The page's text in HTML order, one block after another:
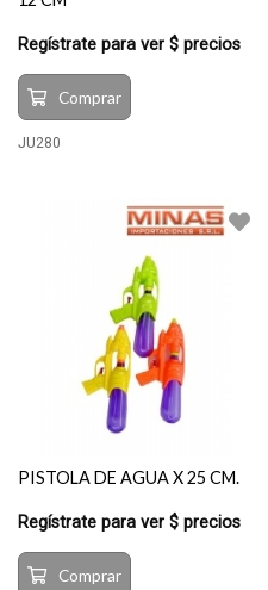
Regístrate para ver $ precios
Comprar
JU280
PISTOLA DE AGUA X 25 CM.
Regístrate para ver $ precios
Comprar